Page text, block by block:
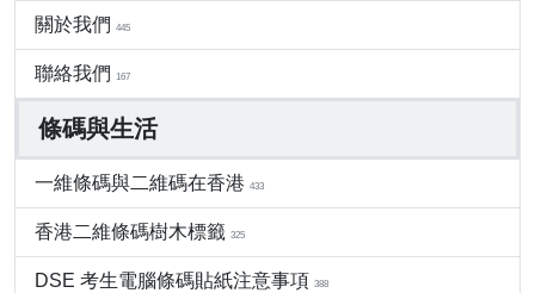
關於我們 445
聯絡我們 167
條碼與生活
一維條碼與二維碼在香港 433
香港二維條碼樹木標籤 325
DSE 考生電腦條碼貼紙注意事項 388